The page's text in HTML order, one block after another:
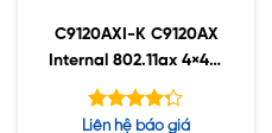
C9120AXI-K C9120AX
Internal 802.11ax 4×4:4
MIMO;IOT;BT5;mGig;U
SB;RHL
Được xếp
Liên hệ báo giá